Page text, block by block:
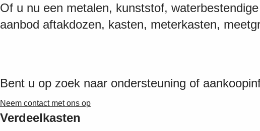
Of u nu een metalen, kunststof,
aanbod aftakdozen, kasten, meterkasten,
Bent u op zoek naar ondersteuning of
Neem contact met ons op
Verdeelkasten